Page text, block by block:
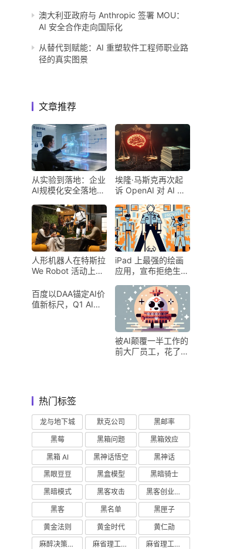
澳大利亚政府与 Anthropic 签署 MOU：
AI 安全合作走向国际化
从替代到赋能：AI 重塑软件工程师职业路
径的真实图景
文章推荐
从实验到落地：企业
AI规模化安全落地的
埃隆·马斯克再次起
诉 OpenAI 对 AI 行
人形机器人在特斯拉
We Robot 活动上为
iPad 上最强的绘画
应用，宣布拒绝生成
百度以DAA锚定AI价
值新标尺，Q1 AI营
被AI颠覆一半工作的
前大厂员工，花了8
热门标签
龙与地下城 默克公司
黑邮率
黑莓
黑箱问题
黑箱效应
黑箱 AI
黑神话悟空
黑神话
黑眼豆豆
黑盒模型
黑暗骑士
黑暗模式
黑客攻击
黑客创业主义
黑客
黑名单
黑匣子
黄金法则
黄金时代
黄仁勋
麻醉决策支持
麻省理工学院研究
麻省理工学院